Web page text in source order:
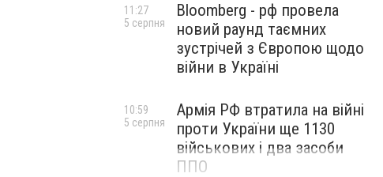
Bloomberg - рф провела
новий раунд таємних
зустрічей з Європою щодо
війни в Україні
11:27
5 серпня
Армія РФ втратила на війні
проти України ще 1130
військових і два засоби
ППО
10:59
5 серпня